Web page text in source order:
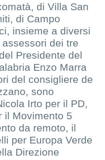
di Villa San
di Campo
insieme a diversi
dei tre
Presidente del
Enzo Marra
del consigliere de
sono
Irto per il PD,
il Movimento 5
da remoto, il
per Europa Verde
Direzione